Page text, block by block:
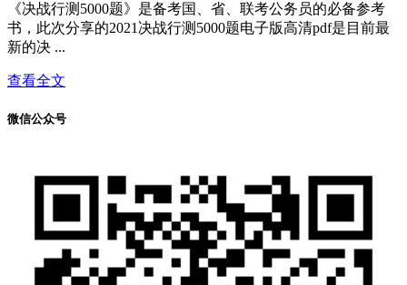
《决战行测5000题》是备考国、省、联考公务员的必备参考
书，此次分享的2021决战行测5000题电子版高清pdf是目前最
新的决 ...
查看全文
微信公众号